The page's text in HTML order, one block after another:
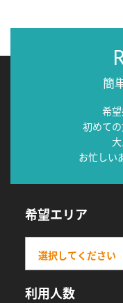
簡
希
初めて
お忙しい
希望エリア
利用人数